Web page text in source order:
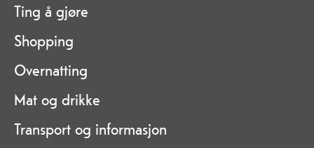
Ting å gjøre
Shopping
Overnatting
Mat og drikke
Transport og informasjon